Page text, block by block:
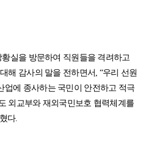
실을 방문하여 직원들을 격려하고
해 감사의 말을 전하면서, “우리 선원
업에 종사하는 국민이 안전하고 적극
외교부와 재외국민보호 협력체계를
다.